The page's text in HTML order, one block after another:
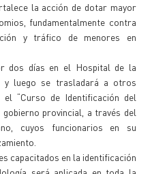
la acción de dotar mayor
fundamentalmente contra
y tráfico de menores en
dos días en el Hospital de la
luego se trasladará a otros
“Curso de Identificación del
provincial, a través del
cuyos funcionarios en su
capacitados en la identificación